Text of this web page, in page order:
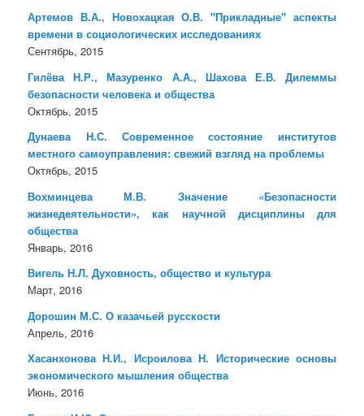
Артемов В.А., Новохацкая О.В. "Прикладные" аспекты
времени в социологических исследованиях
Сентябрь, 2015
Гилёва Н.Р., Мазуренко А.А., Шахова Е.В. Дилеммы
безопасности человека и общества
Октябрь, 2015
Дунаева Н.С. Современное состояние институтов
местного самоуправления: свежий взгляд на проблемы
Октябрь, 2015
Вохминцева М.В. Значение «Безопасности
жизнедеятельности», как научной дисциплины для
общества
Январь, 2016
Вигель Н.Л. Духовность, общество и культура
Март, 2016
Дорошин М.С. О казачьей русскости
Апрель, 2016
Хасанхонова Н.И., Исроилова Н. Исторические основы
экономического мышления общества
Июнь, 2016